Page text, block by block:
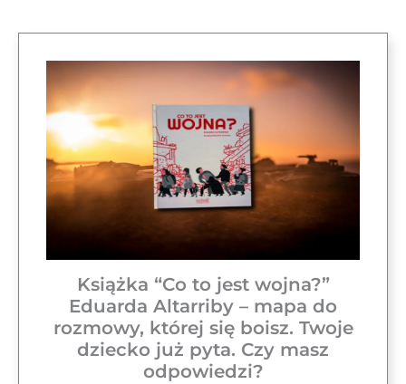
Książka “Co to jest wojna?”
Eduarda Altarriby – mapa do
rozmowy, której się boisz. Twoje
dziecko już pyta. Czy masz
odpowiedzi?